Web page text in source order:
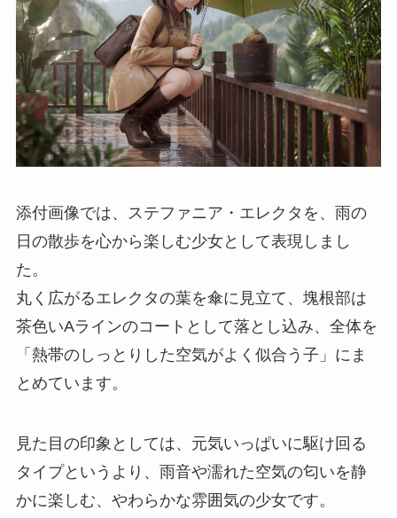
添付画像では、ステファニア・エレクタを、雨の
日の散歩を心から楽しむ少女として表現しまし
た。
丸く広がるエレクタの葉を傘に見立て、塊根部は
茶色いAラインのコートとして落とし込み、全体を
「熱帯のしっとりした空気がよく似合う子」にま
とめています。
見た目の印象としては、元気いっぱいに駆け回る
タイプというより、雨音や濡れた空気の匂いを静
かに楽しむ、やわらかな雰囲気の少女です。